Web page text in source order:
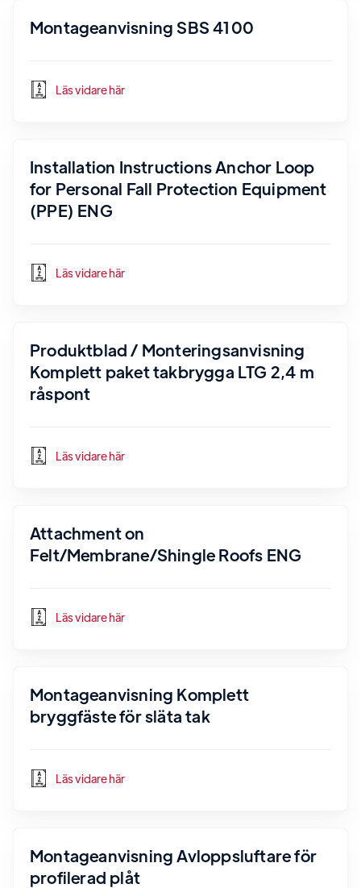
Montageanvisning SBS 4100
Läs vidare här
Installation Instructions Anchor Loop
for Personal Fall Protection Equipment
(PPE) ENG
Läs vidare här
Produktblad / Monteringsanvisning
Komplett paket takbrygga LTG 2,4 m
råspont
Läs vidare här
Attachment on
Felt/Membrane/Shingle Roofs ENG
Läs vidare här
Montageanvisning Komplett
bryggfäste för släta tak
Läs vidare här
Montageanvisning Avloppsluftare för
profilerad plåt